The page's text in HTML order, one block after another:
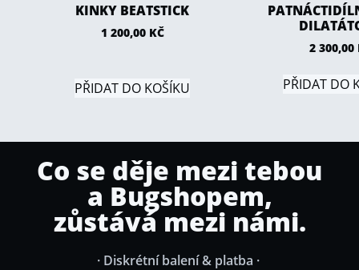
KINKY BEATSTICK
1 200,00 KČ
PŘIDAT DO KOŠÍKU
2 300,00
PŘIDAT DO
Co se děje mezi tebou
a Bugshopem,
zůstává mezi námi.
· Diskrétní balení & platba ·